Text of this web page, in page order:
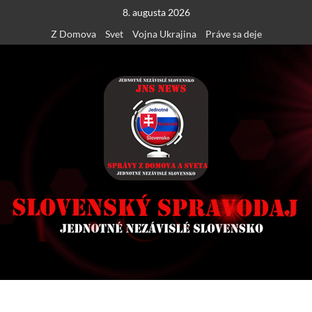
content
8. augusta 2026
Z Domova
Svet Vojna Ukrajina Práve sa deje